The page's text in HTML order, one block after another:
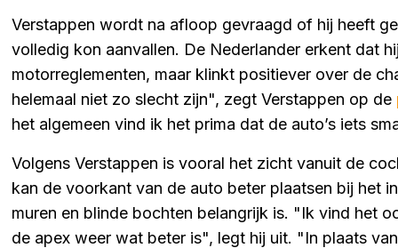
Verstappen wordt na afloop gevraagd of hij heeft
volledig kon aanvallen. De Nederlander erkent dat
motorreglementen, maar klinkt positiever over de
helemaal niet zo slecht zijn", zegt Verstappen op de
het algemeen vind ik het prima dat de auto’s iets
Volgens Verstappen is vooral het zicht vanuit de
kan de voorkant van de auto beter plaatsen bij het
muren en blinde bochten belangrijk is. "Ik vind het
de apex weer wat beter is", legt hij uit. "In plaats